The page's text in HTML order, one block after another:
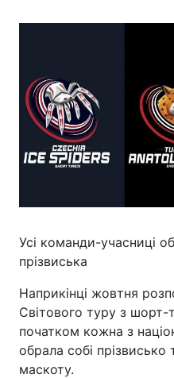
Усі команди-учасниці
прізвиська
Наприкінці жовтня
Світового туру з
початком кожна з
обрала собі прізвисько
маскоту.